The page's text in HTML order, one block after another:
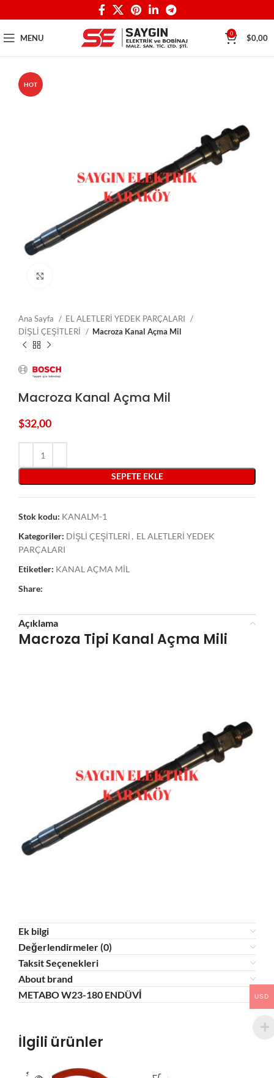
MENU 0 $0,00
HOT
Ana Sayfa
EL ALETLERİ YEDEK PARÇALARI
DİŞLİ ÇEŞİTLERİ
Macroza Kanal Açma Mil
Macroza Kanal Açma Mil
$32,00
SEPETE EKLE
Stok kodu: KANALM-1
Kategoriler: DİŞLİ ÇEŞİTLERİ , EL ALETLERİ YEDEK
PARÇALARI
Etiketler: KANAL AÇMA MİL
Share:
Açıklama
Macroza Tipi Kanal Açma Mili
Ek bilgi
Değerlendirmeler (0)
Taksit Seçenekleri
About brand
METABO W23-180 ENDÜVİ
İlgili ürünler
SOLD O
USD